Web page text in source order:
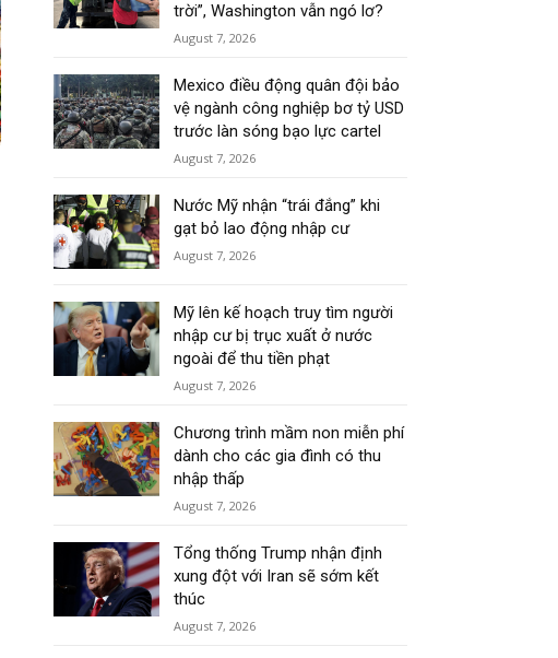
trời”, Washington vẫn ngó lơ?
August 7, 2026
Mexico điều động quân đội bảo
vệ ngành công nghiệp bơ tỷ USD
trước làn sóng bạo lực cartel
August 7, 2026
Nước Mỹ nhận “trái đắng” khi
gạt bỏ lao động nhập cư
August 7, 2026
Mỹ lên kế hoạch truy tìm người
nhập cư bị trục xuất ở nước
ngoài để thu tiền phạt
August 7, 2026
Chương trình mầm non miễn phí
dành cho các gia đình có thu
nhập thấp
August 7, 2026
Tổng thống Trump nhận định
xung đột với Iran sẽ sớm kết
thúc
August 7, 2026